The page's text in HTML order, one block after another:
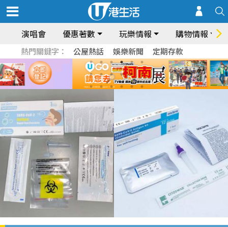
演唱會 優惠著數 玩樂情報 購物情報
熱門關鍵字： 公屋熱話 娛樂新聞 定期存款